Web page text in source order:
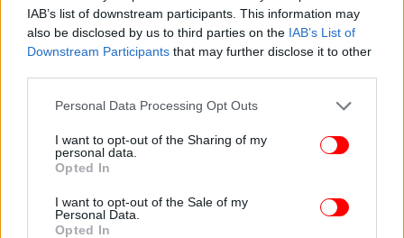
IAB’s list of downstream participants. This information may
also be disclosed by us to third parties on the IAB’s List of
Downstream Participants that may further disclose it to other
Please note that this website/app uses one or more Google
not limited to your visit or usage behaviour. You may click to
grant or deny consent to Google and its third-party tags to
use your data for below specified purposes in below Google
consent section.
Personal Data Processing Opt Outs
I want to opt-out of the Sharing of my
personal data.
Opted In
I want to opt-out of the Sale of my
Personal Data.
Opted In
μεταρρυθμίσεων, παρά τις μεγάλες προκλήσεις που
υπάρχουν μπροστά μας, θα μας επιτρέψει να
υπερβούμε τις σημερινές δυσκολίες με τις
ελάχιστες δυνατές κοινωνικές και οικονομικές
επιπτώσεις, και να διαμορφώσουμε στέρεες βάσεις
για το μέλλον της οικονομίας», πρόσθεσε ο Χρήστος
Σταϊκούρας.